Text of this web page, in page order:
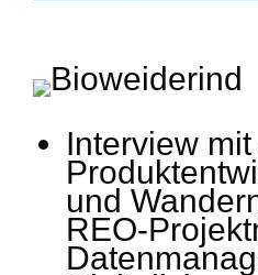
Interview
und
REO-